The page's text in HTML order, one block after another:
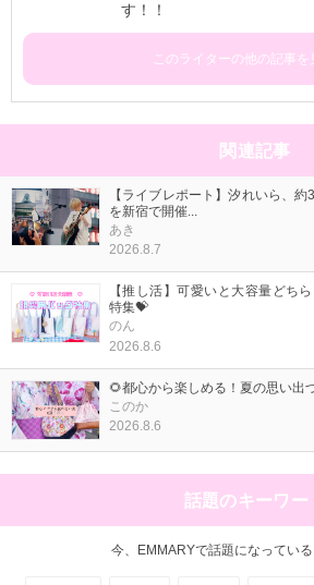
す！！
このライターの他の記事を
関連記事
【ライブレポート】汐れいら、
を新宿で開催...
あき
2026.8.7
【推し活】可愛いと大容量どち
特集💝
のん
2026.8.6
🌻都心から楽しめる！夏の思い出
このか
2026.8.6
話題のキーワー
今、EMMARYで話題になってい